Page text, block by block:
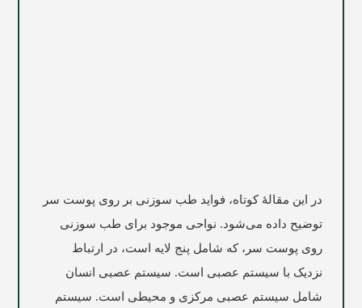
در این مقالۀ کوتاه، فواید طب سوزنی بر روی پوست سر
توضیح داده می‌شود. نواحی موجود برای طب سوزنی
روی پوست سر، که شامل پنج لایه است، در ارتباط
نزدیک با سیستم عصبی است. سیستم عصبی انسان
شامل سیستم عصبی مرکزی و محیطی است. سیستم